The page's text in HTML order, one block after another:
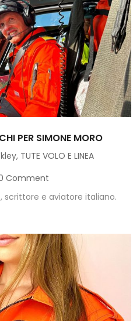
PER SIMONE MORO
, TUTE VOLO E LINEA
Comment
scrittore e aviatore italiano.